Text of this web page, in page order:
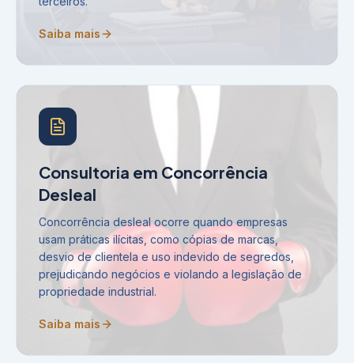
Saiba mais
Consultoria em Concorrência
Desleal
Concorrência desleal ocorre quando empresas
usam práticas ilícitas, como cópias de marcas,
desvio de clientela e uso indevido de segredos,
prejudicando negócios e violando a legislação de
propriedade industrial.
Saiba mais